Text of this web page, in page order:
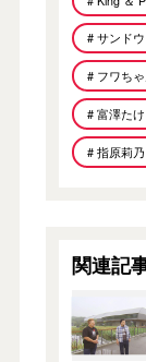
# サンド
# フワち
# 富澤たけ
# 指原莉乃
関連記